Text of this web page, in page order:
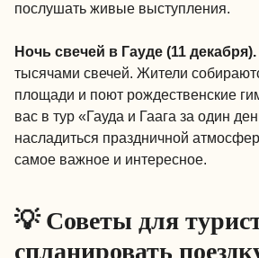
послушать живые выступления.
Ночь свечей в Гауде (11 декабря).
тысячами свечей. Жители
площади и поют рождественские
вас в тур «Гауда и Гаага за один
насладиться праздничной
самое важное и интересное.
💡 Советы для
спланировать